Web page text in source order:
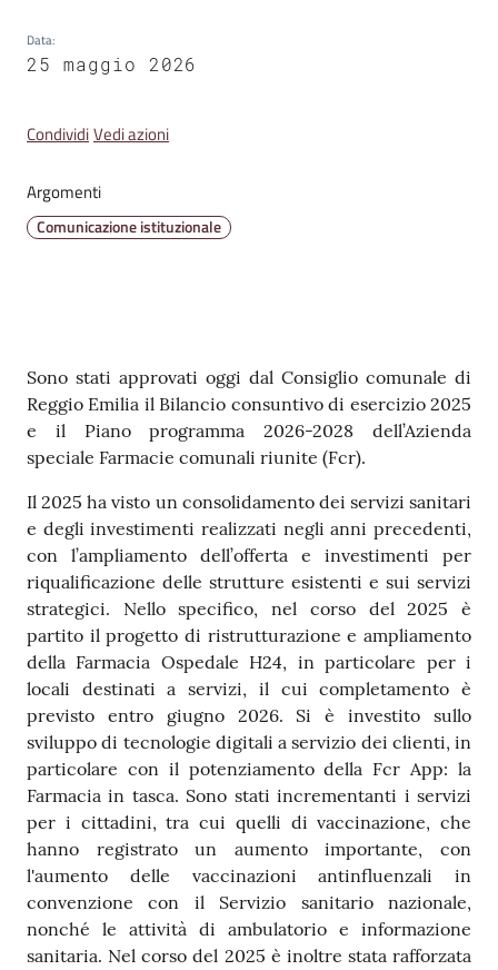
Tutti
gli
u
r
i
E
v
e
n
i
Seguici
su
Data:
25 maggio 2026
CondividiVedi azioni
Argomenti
Comunicazione istituzionale
Contenuto
Sono stati approvati oggi dal Consiglio comunale di
Reggio Emilia il Bilancio consuntivo di esercizio 2025
e il Piano programma 2026-2028 dell’Azienda
speciale Farmacie comunali riunite (Fcr).
Il 2025 ha visto un consolidamento dei servizi sanitari
e degli investimenti realizzati negli anni precedenti,
con l’ampliamento dell’offerta e investimenti per
riqualificazione delle strutture esistenti e sui servizi
strategici. Nello specifico, nel corso del 2025 è
partito il progetto di ristrutturazione e ampliamento
della Farmacia Ospedale H24, in particolare per i
locali destinati a servizi, il cui completamento è
previsto entro giugno 2026. Si è investito sullo
sviluppo di tecnologie digitali a servizio dei clienti, in
particolare con il potenziamento della Fcr App: la
Farmacia in tasca. Sono stati incrementanti i servizi
per i cittadini, tra cui quelli di vaccinazione, che
hanno registrato un aumento importante, con
l'aumento delle vaccinazioni antinfluenzali in
convenzione con il Servizio sanitario nazionale,
nonché le attività di ambulatorio e informazione
sanitaria. Nel corso del 2025 è inoltre stata rafforzata